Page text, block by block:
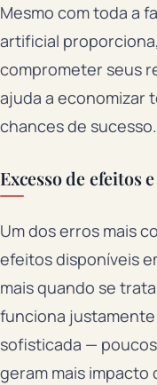
Mesmo com toda a
artificial
comprometer seus
ajuda a economizar
chances de sucesso.
Excesso de efeitos
Um dos erros mais
efeitos disponíveis
mais quando se
funciona
sofisticada —
geram mais impacto